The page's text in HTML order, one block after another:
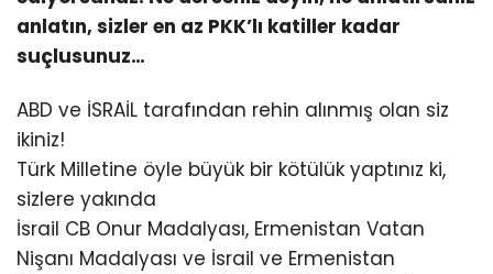
anlatın, sizler en az PKK’lı katiller kadar
suçlusunuz…
ABD ve İSRAİL tarafından rehin alınmış olan siz
ikiniz!
Türk Milletine öyle büyük bir kötülük yaptınız ki,
sizlere yakında
İsrail CB Onur Madalyası, Ermenistan Vatan
Nişanı Madalyası ve İsrail ve Ermenistan